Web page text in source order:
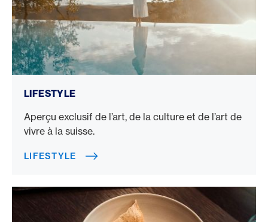
LIFESTYLE
Aperçu exclusif de l’art, de la culture et de l’art de
vivre à la suisse.
LIFESTYLE